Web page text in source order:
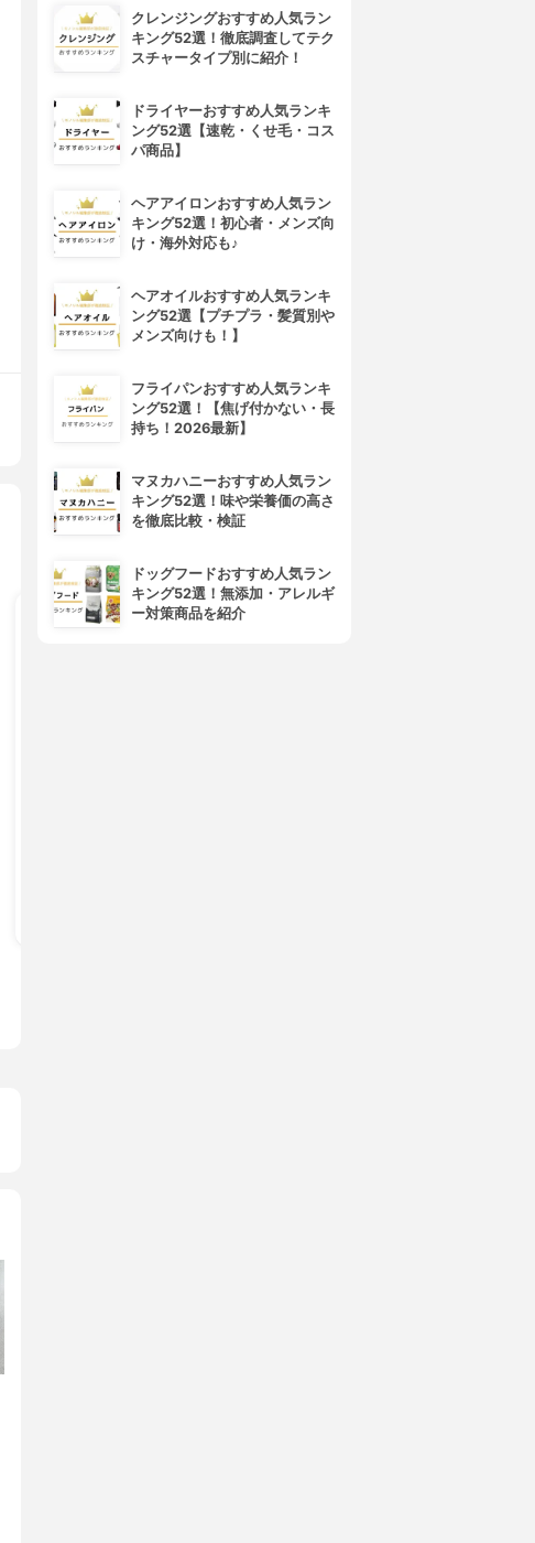
4位
クレンジングおすすめ人気ラン
キング52選！徹底調査してテク
スチャータイプ別に紹介！
ドライヤーおすすめ人気ランキ
ング52選【速乾・くせ毛・コス
パ商品】
ヘアアイロンおすすめ人気ラン
キング52選！初心者・メンズ向
け・海外対応も♪
ヘアオイルおすすめ人気ランキ
ング52選【プチプラ・髪質別や
メンズ向けも！】
フライパンおすすめ人気ランキ
ング52選！【焦げ付かない・長
持ち！2026最新】
マヌカハニーおすすめ人気ラン
キング52選！味や栄養価の高さ
を徹底比較・検証
ドッグフードおすすめ人気ラン
キング52選！無添加・アレルギ
ー対策商品を紹介